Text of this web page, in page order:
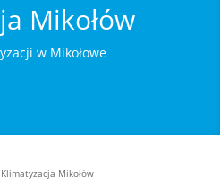
Mikołów
w Mikołowe
Klimatyzacja Mikołów